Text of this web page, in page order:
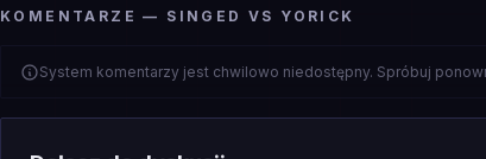
KOMENTARZE — SINGED VS YORICK
System komentarzy jest chwilowo niedostępny. Spróbuj